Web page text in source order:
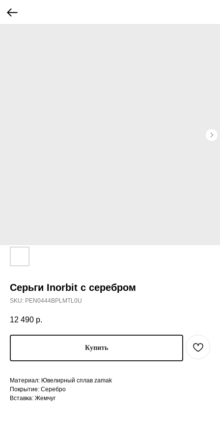
Серьги Inorbit с серебром
SKU: PEN0444BPLMTL0U
12 490 р.
Купить
Материал: Ювелирный сплав zamak
Покрытие: Серебро
Вставка: Жемчуг